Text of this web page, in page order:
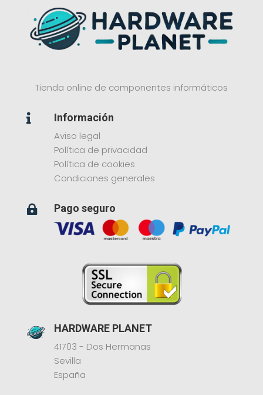
Tienda online de componentes informáticos

Información
Aviso legal
Política de privacidad
Política de cookies
Condiciones generales
 Pago seguro
HARDWARE PLANET
41703 - Dos Hermanas
Sevilla
España